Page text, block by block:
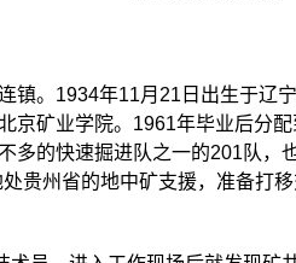
。1934年11月21日出生于辽
京矿业学院。1961年毕业后分
多的快速掘进队之一的201队，
贵州省的地中矿支援，准备打移